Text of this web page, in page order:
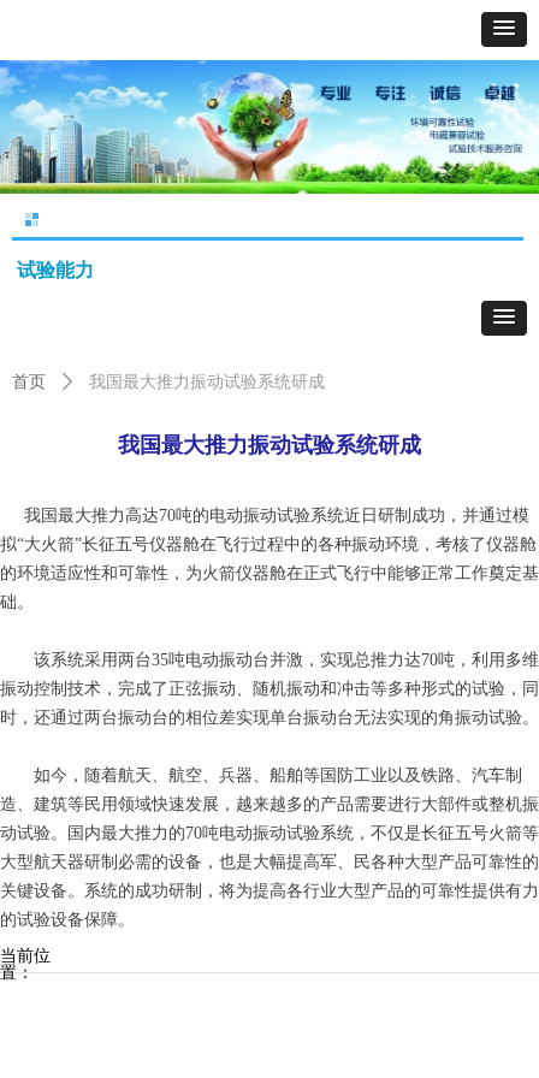
我国最大推力振动试验系统研成
我国最大推力高达70吨的电动振动试验系统近日研制成功，并通过模
拟“大火箭”长征五号仪器舱在飞行过程中的各种振动环境，考核了仪器舱
的环境适应性和可靠性，为火箭仪器舱在正式飞行中能够正常工作奠定基
础。
该系统采用两台35吨电动振动台并激，实现总推力达70吨，利用多维
振动控制技术，完成了正弦振动、随机振动和冲击等多种形式的试验，同
时，还通过两台振动台的相位差实现单台振动台无法实现的角振动试验。
如今，随着航天、航空、兵器、船舶等国防工业以及铁路、汽车制
造、建筑等民用领域快速发展，越来越多的产品需要进行大部件或整机振
动试验。国内最大推力的70吨电动振动试验系统，不仅是长征五号火箭等
大型航天器研制必需的设备，也是大幅提高军、民各种大型产品可靠性的
关键设备。系统的成功研制，将为提高各行业大型产品的可靠性提供有力
的试验设备保障。
试验能力
当前位
置：
首页 ꄲ 我国最大推力振动试验系统研成